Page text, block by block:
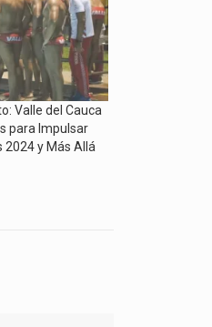
Valle del Cauca
para Impulsar
2024 y Más Allá